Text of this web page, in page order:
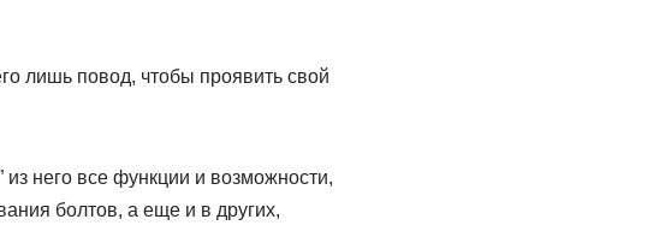
лишь повод, чтобы проявить свой
из него все функции и возможности,
болтов, а еще и в других,